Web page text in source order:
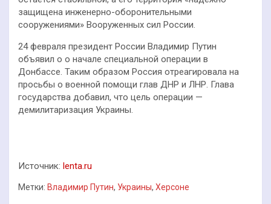
защищена инженерно-оборонительными
сооружениями» Вооруженных сил России.
24 февраля президент России Владимир Путин
объявил о о начале специальной операции в
Донбассе. Таким образом Россия отреагировала на
просьбы о военной помощи глав ДНР и ЛНР. Глава
государства добавил, что цель операции —
демилитаризация Украины.
Источник: lenta.ru
Метки: Владимир Путин, Украины, Херсоне